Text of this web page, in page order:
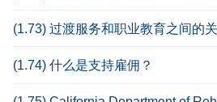
(1.73) 过渡服务和职业教育之间的
(1.74) 什么是支持雇佣？